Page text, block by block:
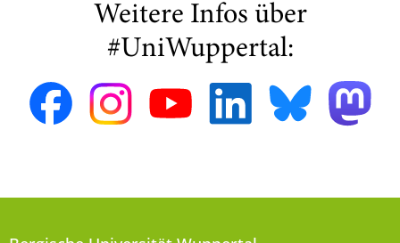
Weitere Infos über
#UniWuppertal: